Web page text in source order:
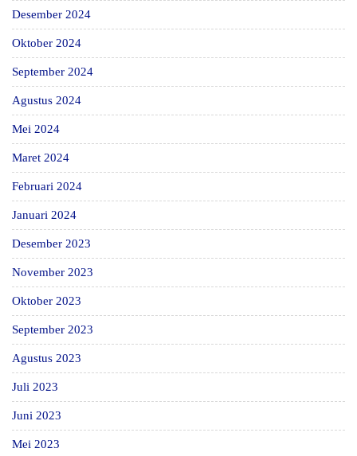
Desember 2024
Oktober 2024
September 2024
Agustus 2024
Mei 2024
Maret 2024
Februari 2024
Januari 2024
Desember 2023
November 2023
Oktober 2023
September 2023
Agustus 2023
Juli 2023
Juni 2023
Mei 2023